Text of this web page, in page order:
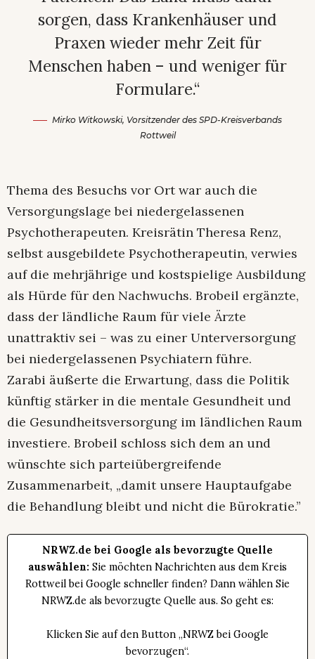
sorgen, dass Krankenhäuser und
Praxen wieder mehr Zeit für
Menschen haben – und weniger für
Formulare.“
Mirko Witkowski, Vorsitzender des SPD-Kreisverbands
Rottweil
Thema des Besuchs vor Ort war auch die
Versorgungslage bei niedergelassenen
Psychotherapeuten. Kreisrätin Theresa Renz,
selbst ausgebildete Psychotherapeutin, verwies
auf die mehrjährige und kostspielige Ausbildung
als Hürde für den Nachwuchs. Brobeil ergänzte,
dass der ländliche Raum für viele Ärzte
unattraktiv sei – was zu einer Unterversorgung
bei niedergelassenen Psychiatern führe.
Zarabi äußerte die Erwartung, dass die Politik
künftig stärker in die mentale Gesundheit und
die Gesundheitsversorgung im ländlichen Raum
investiere. Brobeil schloss sich dem an und
wünschte sich parteiübergreifende
Zusammenarbeit, „damit unsere Hauptaufgabe
die Behandlung bleibt und nicht die Bürokratie.”
NRWZ.de bei Google als bevorzugte Quelle
auswählen: Sie möchten Nachrichten aus dem Kreis
Rottweil bei Google schneller finden? Dann wählen Sie
NRWZ.de als bevorzugte Quelle aus. So geht es:
Klicken Sie auf den Button „NRWZ bei Google
bevorzugen“.